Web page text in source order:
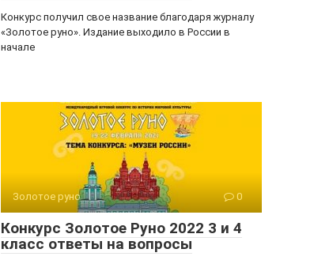
Конкурс получил свое название благодаря журналу
«Золотое руно». Издание выходило в России в
начале
Золотое руно 0
Конкурс Золотое Руно 2022 3 и 4
класс ответы на вопросы